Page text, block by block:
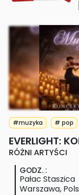
#muzyka # pop
EVERLIGHT:
RÓŻNI ARTYŚCI
GODZ. :
Pałac Staszica
Warszawa,